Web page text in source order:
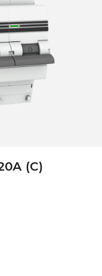
(C)